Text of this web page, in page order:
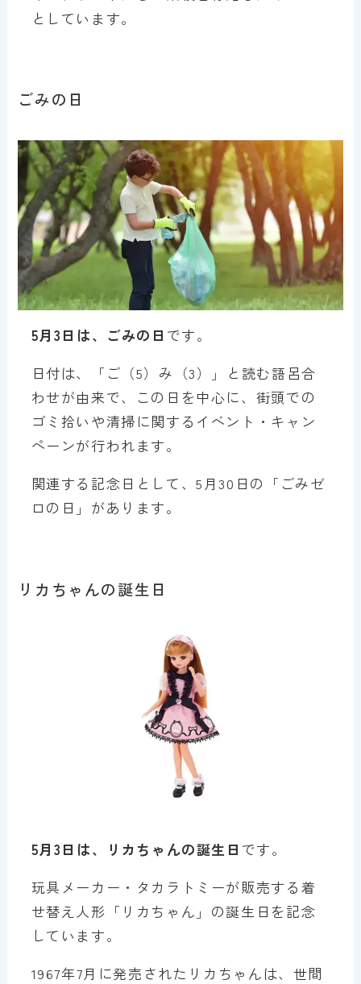
としています。
ごみの日
5月3日は、ごみの日 です。
日付は、「ご（5）み（3）」と読む語呂合
わせが由来で、この日を中心に、街頭での
ゴミ拾いや清掃に関するイベント・キャン
ペーンが行われます。
関連する記念日として、5月30日の「ごみゼ
ロの日」があります。
リカちゃんの誕生日
5月3日は、リカちゃんの誕生日 です。
玩具メーカー・タカラトミーが販売する着
せ替え人形「リカちゃん」の誕生日を記念
しています。
1967年7月に発売されたリカちゃんは、世間